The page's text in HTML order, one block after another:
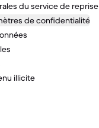
du service de reprise
de confidentialité
illicite